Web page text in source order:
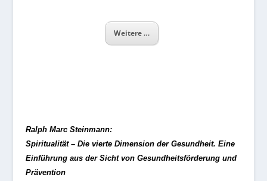
Weitere …
Ralph Marc Steinmann:
Spiritualität – Die vierte Dimension der Gesundheit. Eine
Einführung aus der Sicht von Gesundheitsförderung und
Prävention